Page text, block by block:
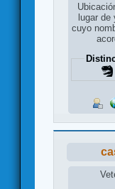
lugar de
cuyo